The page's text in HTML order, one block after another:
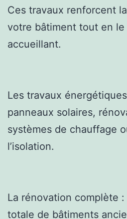
Ces travaux renforcent
votre bâtiment tout en
accueillant.
Les travaux
panneaux solaires,
systèmes de chauffage
l’isolation.
La rénovation complète
totale de bâtiments